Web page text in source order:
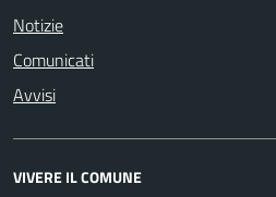
Notizie
Comunicati
Avvisi
VIVERE IL COMUNE